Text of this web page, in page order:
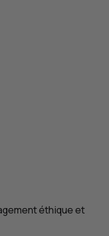
éthique et